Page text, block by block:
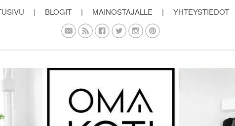
| BLOGIT | MAINOSTAJALLE | YHTEYSTIEDOT